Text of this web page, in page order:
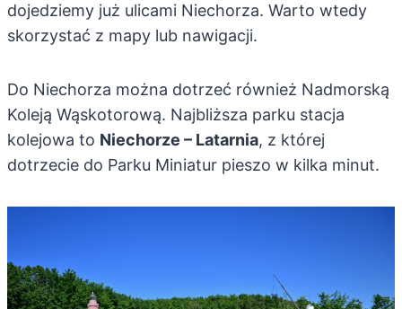
dojedziemy już ulicami Niechorza. Warto wtedy
skorzystać z mapy lub nawigacji.
Do Niechorza można dotrzeć również Nadmorską
Koleją Wąskotorową. Najbliższa parku stacja
kolejowa to Niechorze – Latarnia, z której
dotrzecie do Parku Miniatur pieszo w kilka minut.